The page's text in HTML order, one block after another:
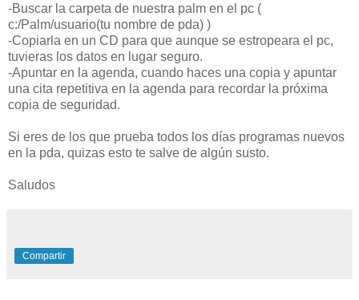
-Buscar la carpeta de nuestra palm en el pc (
c:/Palm/usuario(tu nombre de pda) )
-Copiarla en un CD para que aunque se estropeara el pc,
tuvieras los datos en lugar seguro.
-Apuntar en la agenda, cuando haces una copia y apuntar
una cita repetitiva en la agenda para recordar la próxima
copia de seguridad.
Si eres de los que prueba todos los días programas nuevos
en la pda, quizas esto te salve de algún susto.
Saludos
Compartir